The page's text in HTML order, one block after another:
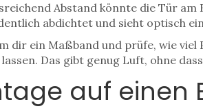
Abstand könnte die Tür am
abdichtet und sieht optisch
dir ein Maßband und prüfe, wie viel
Das gibt genug Luft, ohne
auf einen